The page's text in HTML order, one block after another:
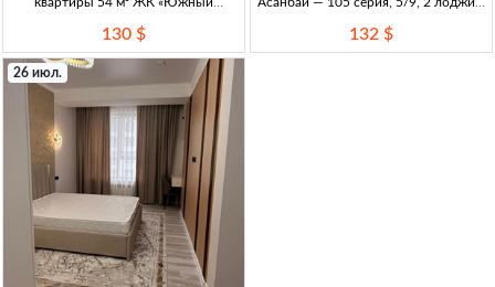
2кв, 54м², 11/14эт, ЖК «Южный
квартал», СК «Ихлас», свежий
ремонт, Ч.Айтматова, топ-локация,
развита
130 $
$132000 3кв, 105серия, 5/9, неугл,
132 $
26 июл.